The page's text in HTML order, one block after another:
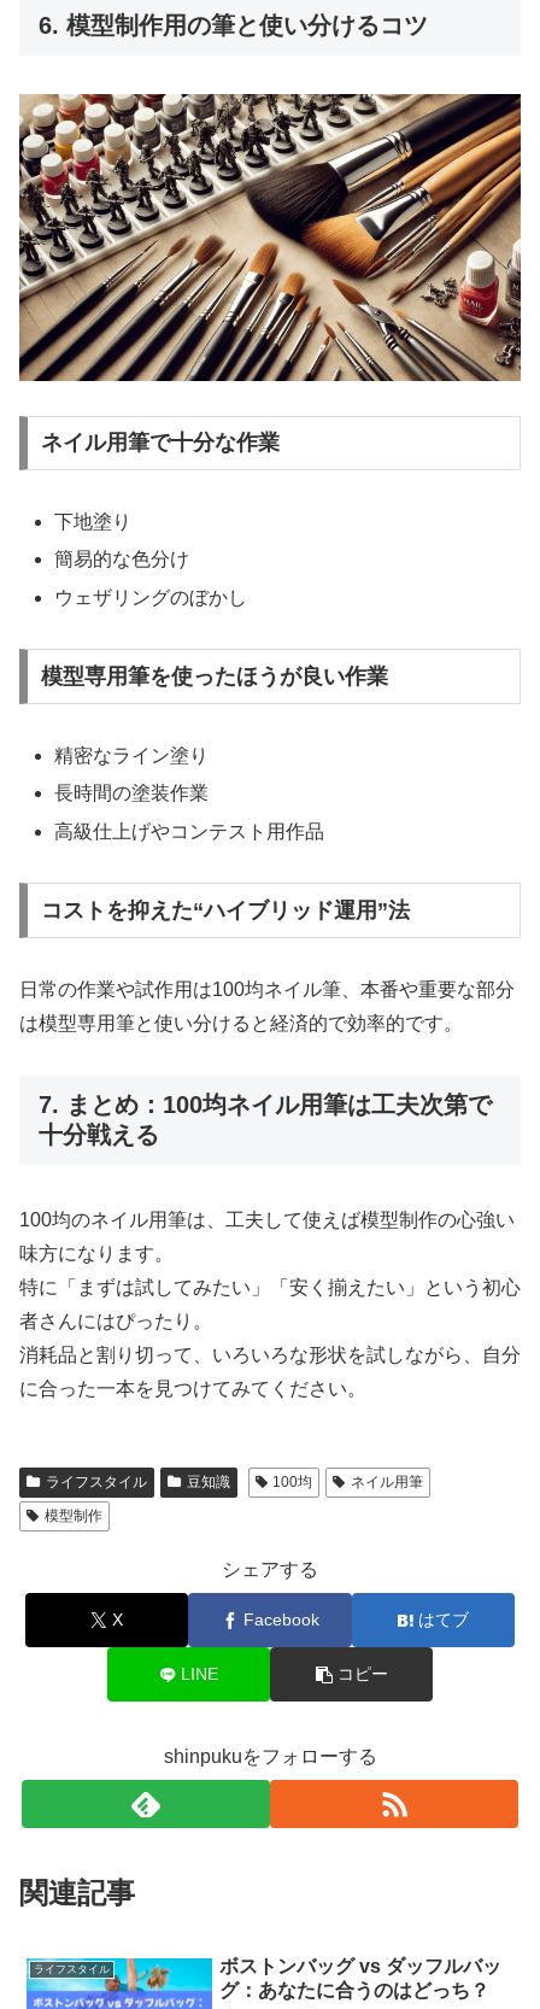
6. 模型制作用の筆と使い分けるコツ
ネイル用筆で十分な作業
下地塗り
簡易的な色分け
ウェザリングのぼかし
模型専用筆を使ったほうが良い作業
精密なライン塗り
長時間の塗装作業
高級仕上げやコンテスト用作品
コストを抑えた“ハイブリッド運用”法
日常の作業や試作用は100均ネイル筆、本番や重要な部分
は模型専用筆と使い分けると経済的で効率的です。
7. まとめ：100均ネイル用筆は工夫次第で
十分戦える
100均のネイル用筆は、工夫して使えば模型制作の心強い
味方になります。
特に「まずは試してみたい」「安く揃えたい」という初心
者さんにはぴったり。
消耗品と割り切って、いろいろな形状を試しながら、自分
に合った一本を見つけてみてください。
ライフスタイル 豆知識 100均
ネイル用筆
模型制作
シェアする
X Facebook はてブ
LINE コピー
shinpukuをフォローする
関連記事
ライフスタイル
ボストンバッグ vs ダッフルバッ
グ：あなたに合うのはどっち？